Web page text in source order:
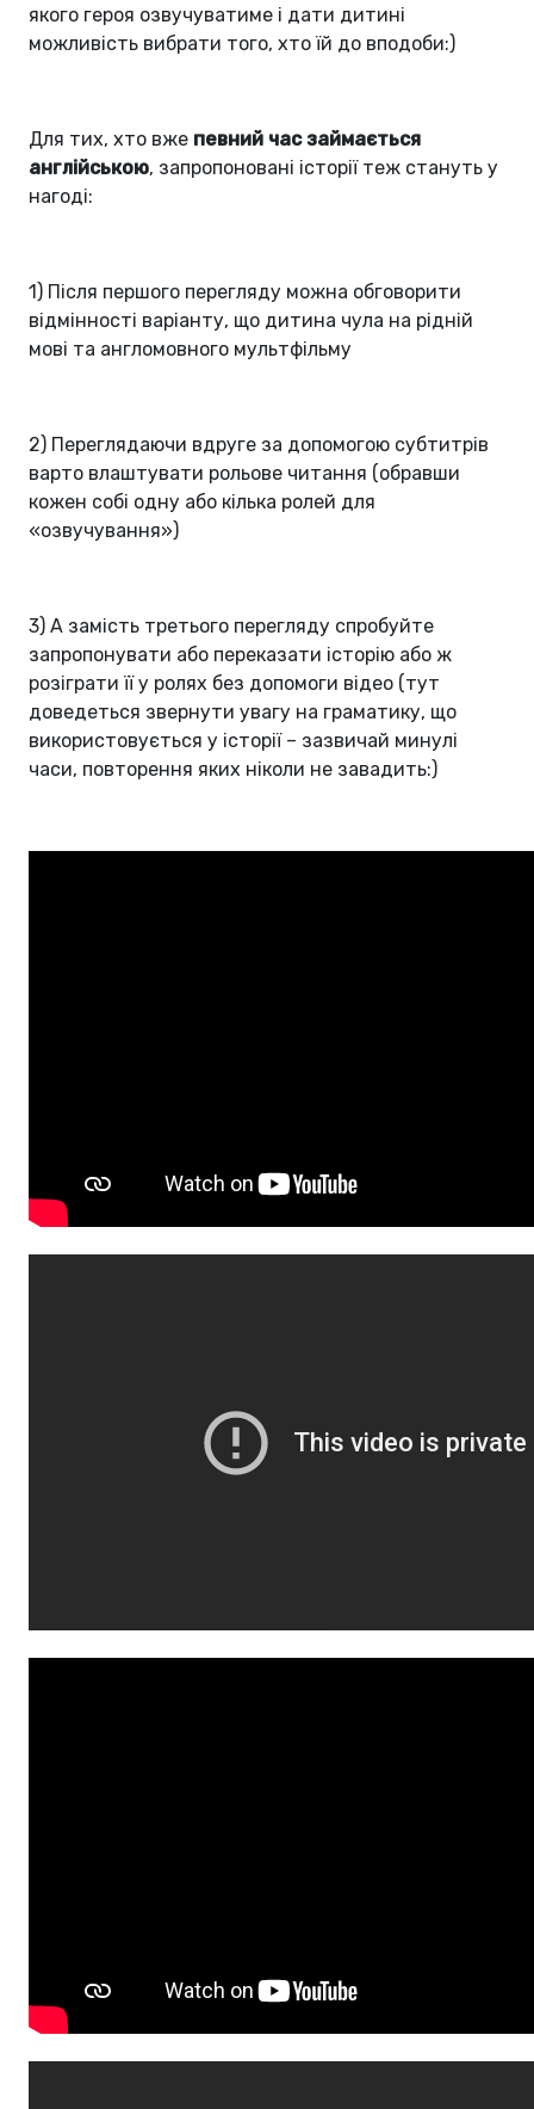
якого героя озвучуватиме і дати дитині
можливість вибрати того, хто їй до вподоби:)
Для тих, хто вже певний час займається
англійською, запропоновані історії теж стануть у
нагоді:
1) Після першого перегляду можна обговорити
відмінності варіанту, що дитина чула на рідній
мові та англомовного мультфільму
2) Переглядаючи вдруге за допомогою субтитрів
варто влаштувати рольове читання (обравши
кожен собі одну або кілька ролей для
«озвучування»)
3) А замість третього перегляду спробуйте
запропонувати або переказати історію або ж
розіграти її у ролях без допомоги відео (тут
доведеться звернути увагу на граматику, що
використовується у історії – зазвичай минулі
часи, повторення яких ніколи не завадить:)